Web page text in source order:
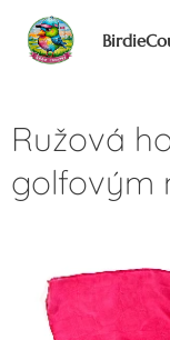
Ružová
golfovým